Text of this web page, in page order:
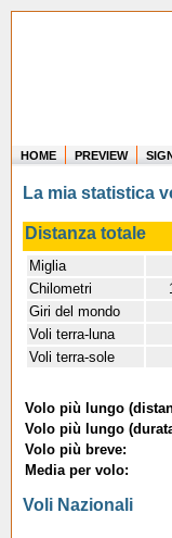
HOME PREVIEW
La mia statistica
Distanza totale
Miglia
Chilometri
Giri del mondo
Voli terra-luna
Voli terra-sole
Volo più lungo
Volo più lungo
Volo più breve:
Media per volo:
Voli Nazionali